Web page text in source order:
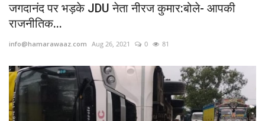
जगदानंद पर भड़के JDU नेता नीरज कुमार:बोले- आपकी
राजनीतिक...
info@hamarawaaz.com Aug 26, 2021 0 81